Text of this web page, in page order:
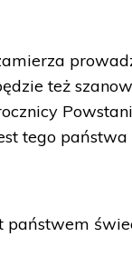
też
tego państwa
państwem